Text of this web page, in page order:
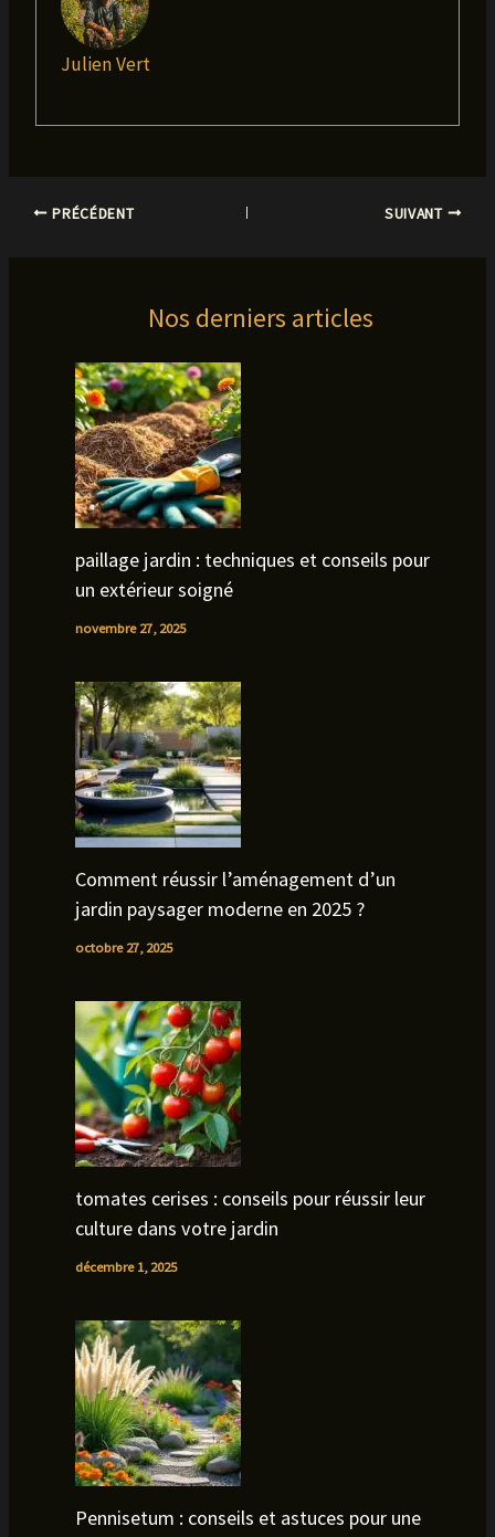
Julien Vert
PRÉCÉDENT SUIVANT
Nos derniers articles
paillage jardin : techniques et conseils pour
un extérieur soigné
novembre 27, 2025
Comment réussir l’aménagement d’un
jardin paysager moderne en 2025 ?
octobre 27, 2025
tomates cerises : conseils pour réussir leur
culture dans votre jardin
décembre 1, 2025
Pennisetum : conseils et astuces pour une